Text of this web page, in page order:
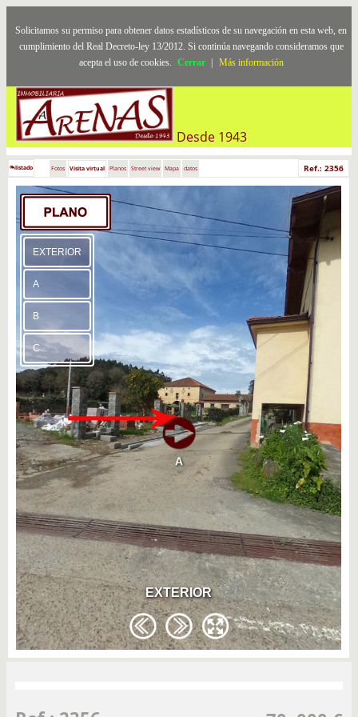
Solicitamos su permiso para obtener datos estadísticos de su navegación en esta web, en
cumplimiento del Real Decreto-ley 13/2012. Si continúa navegando consideramos que
acepta el uso de cookies. Cerrar Más información
Desde 1943
listado Fotos Visita virtual Planos Street view Mapa datos Ref.: 2356